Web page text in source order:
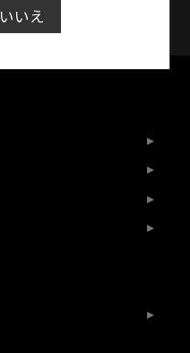
いいえ